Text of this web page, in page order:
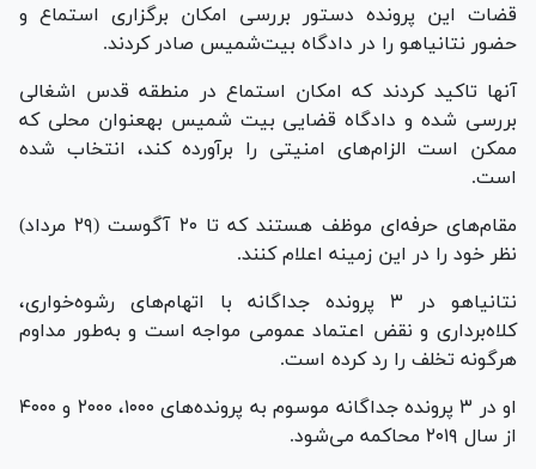
قضات این پرونده دستور بررسی امکان برگزاری استماع و
حضور نتانیاهو را در دادگاه بیت‌شمیس صادر کردند.
آنها تاکید کردند که امکان استماع در منطقه قدس اشغالی
بررسی شده و دادگاه قضایی بیت شمیس به‎عنوان محلی که
ممکن است الزام‌های امنیتی را برآورده کند، انتخاب شده
است.
مقام‌های حرفه‌ای موظف هستند که تا ۲۰ آگوست (۲۹ مرداد)
نظر خود را در این زمینه اعلام کنند.
نتانیاهو در ۳ پرونده جداگانه با اتهام‌های رشوه‌خواری،
کلاه‌برداری و نقض اعتماد عمومی مواجه است و به‌طور مداوم
هرگونه تخلف را رد کرده است.
او در ۳ پرونده جداگانه موسوم به پرونده‌های ۱۰۰۰، ۲۰۰۰ و ۴۰۰۰
از سال ۲۰۱۹ محاکمه می‌شود.